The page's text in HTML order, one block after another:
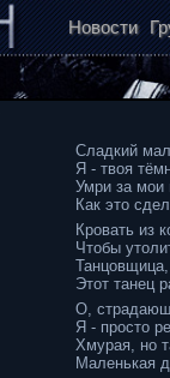
Новости
Сладкий
Я - твоя
Умри за мои
Как это
Кровать из
Чтобы
Танцовщица,
Этот танец
О,
Я - просто
Хмурая, но
Маленькая